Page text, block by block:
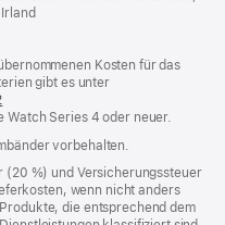
Kosten für das
gibt es unter
ein
Fenster)
Watch Series 4 oder neuer.
vorbehalten.
(20 %) und Versicherungssteuer
wenn nicht anders
die entsprechend dem